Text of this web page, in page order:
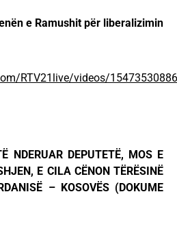
e Ramushit për liberalizimin
RTV21live/videos/
NDERUAR DEPUTETË, MOS E
E CILA CËNON TËRËSINË
– KOSOVËS (DOKUME